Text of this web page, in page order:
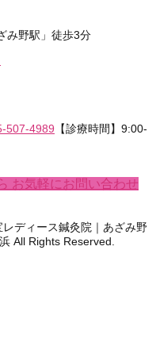
み野駅」徒歩3分
507-4989 【診療時間】9:00-
お気軽にお問い合わせ
ディース鍼灸院｜あざみ野
All Rights Reserved.